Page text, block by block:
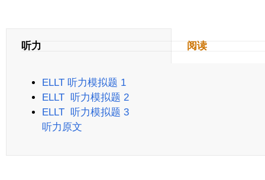
听力 阅读
ELLT 听力模拟题 1
ELLT 听力模拟题 2
ELLT 听力模拟题 3
听力原文